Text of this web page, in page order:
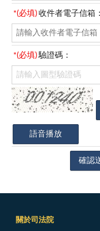
*(必填) 收件者電子信箱：
*(必填) 驗證碼：
關於司法院